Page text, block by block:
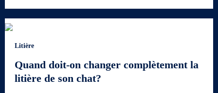
Litière
Quand doit-on changer complètement la
litière de son chat?